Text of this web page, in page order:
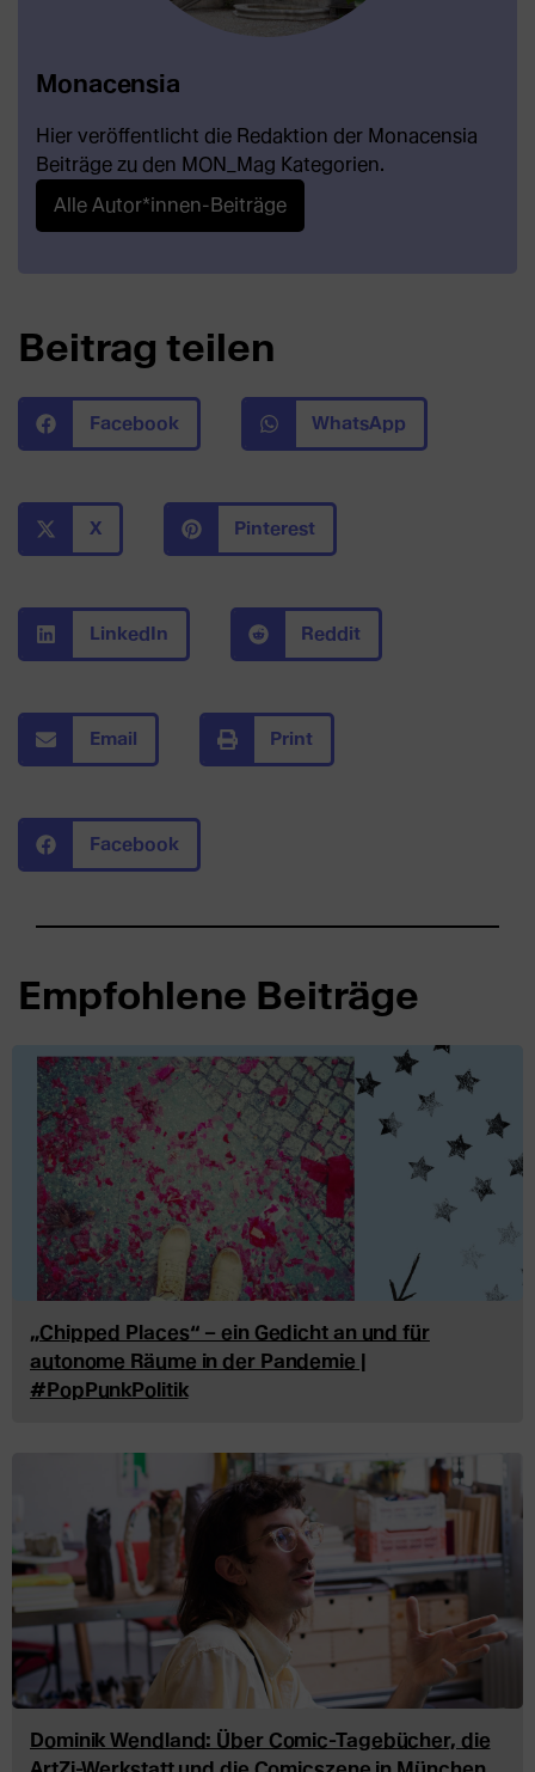
Monacensia
Hier veröffentlicht die Redaktion der Monacensia
Beiträge zu den MON_Mag Kategorien.
Alle Autor*innen-Beiträge
Beitrag teilen
Facebook WhatsApp
X Pinterest
LinkedIn Reddit
Email Print
Facebook
Empfohlene Beiträge
„Chipped Places“ – ein Gedicht an und für
autonome Räume in der Pandemie |
#PopPunkPolitik
Dominik Wendland: Über Comic-Tagebücher, die